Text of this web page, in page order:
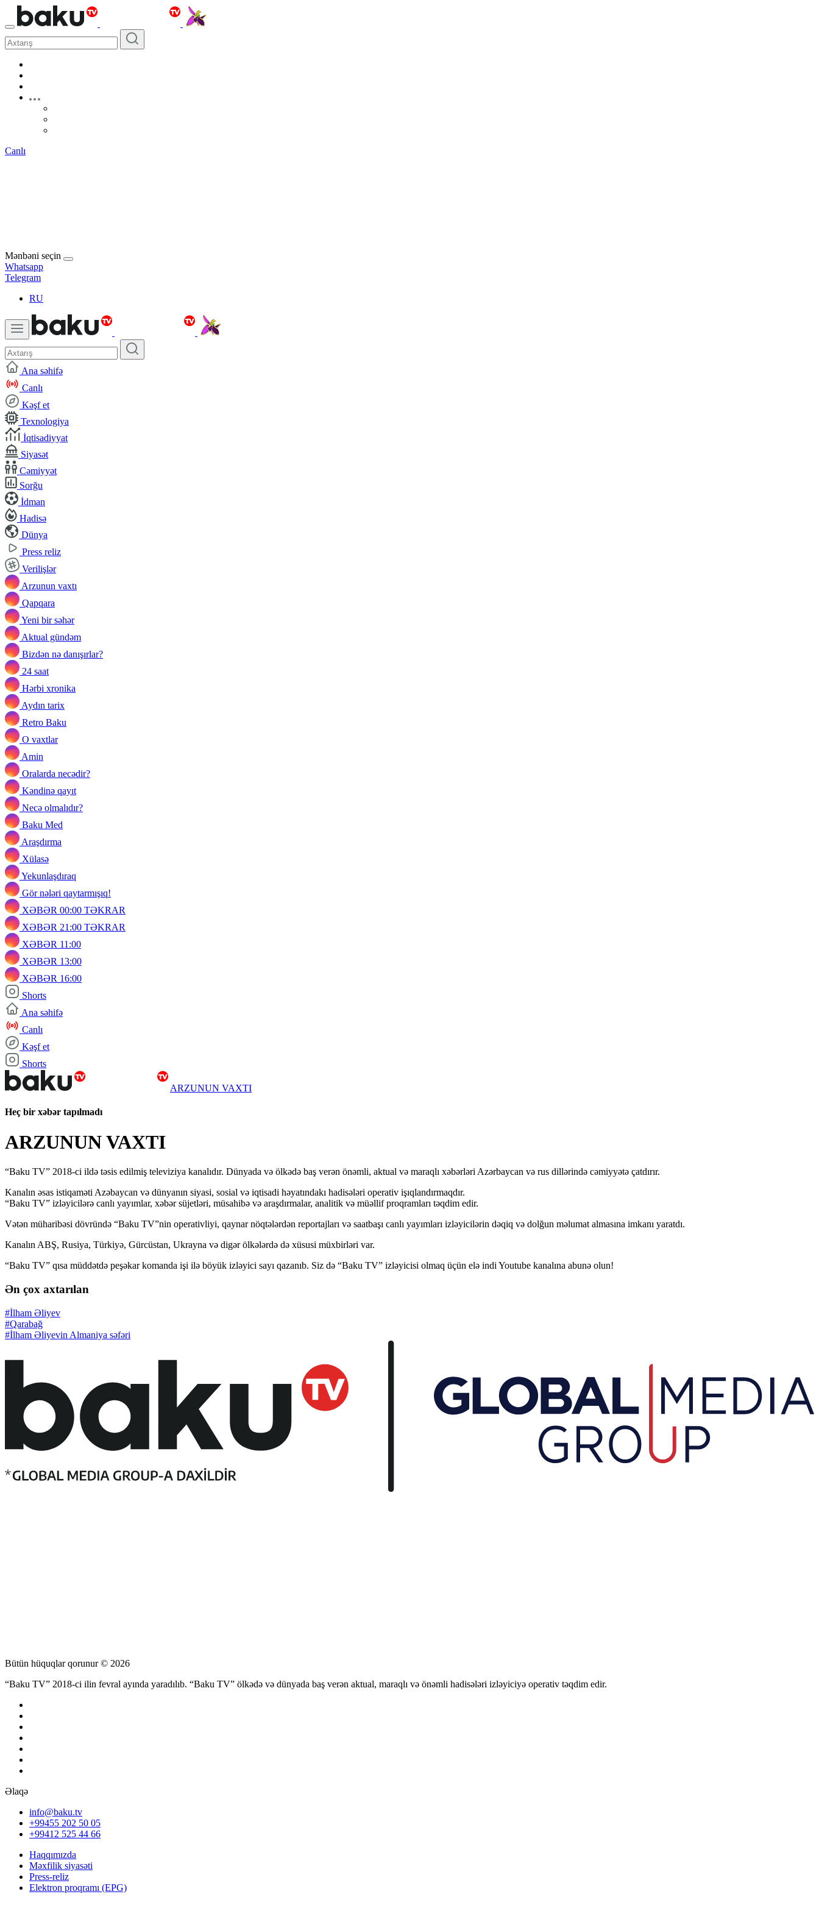
Canlı
Mənbəni seçin
Whatsapp
Telegram
RU
Ana səhifə
Canlı
Kəşf et
Texnologiya
İqtisadiyyat
Siyasət
Cəmiyyət
Sorğu
İdman
Hadisə
Dünya
Press reliz
Verilişlər
Arzunun vaxtı
Qapqara
Yeni bir səhər
Aktual gündəm
Bizdən nə danışırlar?
24 saat
Hərbi xronika
Aydın tarix
Retro Baku
O vaxtlar
Amin
Oralarda necədir?
Kəndinə qayıt
Necə olmalıdır?
Baku Med
Araşdırma
Xülasə
Yekunlaşdıraq
Gör nələri qaytarmışıq!
XƏBƏR 00:00 TƏKRAR
XƏBƏR 21:00 TƏKRAR
XƏBƏR 11:00
XƏBƏR 13:00
XƏBƏR 16:00
Shorts
Ana səhifə
Canlı
Kəşf et
Shorts
ARZUNUN VAXTI
Heç bir xəbər tapılmadı
ARZUNUN VAXTI
“Baku TV” 2018-ci ildə təsis edilmiş televiziya kanalıdır. Dünyada və ölkədə baş verən önəmli, aktual və maraqlı xəbərləri Azərbaycan və rus dillərində cəmiyyətə çatdırır.
Kanalın əsas istiqaməti Azəbaycan və dünyanın siyasi, sosial və iqtisadi həyatındakı hadisələri operativ işıqlandırmaqdır.
“Baku TV” izləyicilərə canlı yayımlar, xəbər süjetləri, müsahibə və araşdırmalar, analitik və müəllif proqramları təqdim edir.
Vətən müharibəsi dövründə “Baku TV”nin operativliyi, qaynar nöqtələrdən reportajları və saatbaşı canlı yayımları izləyicilərin dəqiq və dolğun məlumat almasına imkanı yaratdı.
Kanalın ABŞ, Rusiya, Türkiyə, Gürcüstan, Ukrayna və digər ölkələrdə də xüsusi müxbirləri var.
“Baku TV” qısa müddətdə peşəkar komanda işi ilə böyük izləyici sayı qazanıb. Siz də “Baku TV” izləyicisi olmaq üçün elə indi Youtube kanalına abunə olun!
Ən çox axtarılan
#İlham Əliyev
#Qarabağ
#İlham Əliyevin Almaniya səfəri
Bütün hüquqlar qorunur © 2026
“Baku TV” 2018-ci ilin fevral ayında yaradılıb. “Baku TV” ölkədə və dünyada baş verən aktual, maraqlı və önəmli hadisələri izləyiciyə operativ təqdim edir.
Əlaqə
info@baku.tv
+99455 202 50 05
+99412 525 44 66
Haqqımızda
Məxfilik siyasəti
Press-reliz
Elektron proqramı (EPG)